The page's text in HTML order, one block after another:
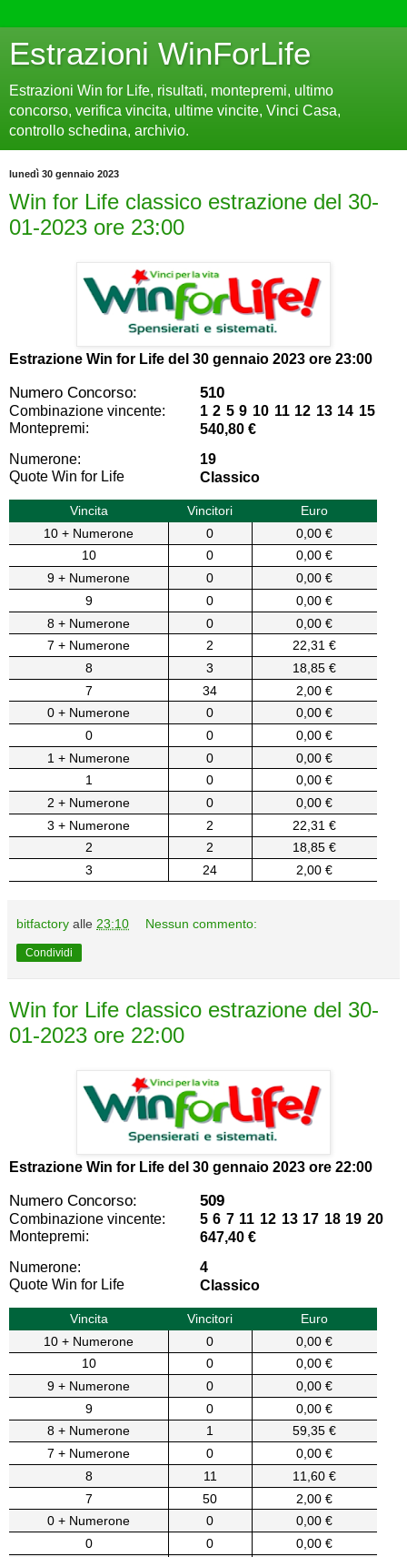
Estrazioni WinForLife
Estrazioni Win for Life, risultati, montepremi, ultimo
concorso, verifica vincita, ultime vincite, Vinci Casa,
controllo schedina, archivio.
lunedì 30 gennaio 2023
Win for Life classico estrazione del 30-
01-2023 ore 23:00
Estrazione Win for Life del 30 gennaio 2023 ore 23:00
Numero Concorso: 510
Combinazione vincente:
1 2 5 9 10 11 12 13 14 15
Montepremi:
540,80 €
Numerone:
19
Quote Win for Life
Classico
Vincita Vincitori
Euro
10 + Numerone
0
0,00 €
10
0
0,00 €
9 + Numerone
0
0,00 €
9
0
0,00 €
8 + Numerone
0
0,00 €
7 + Numerone
2
22,31 €
8
3
18,85 €
7
34
2,00 €
0 + Numerone
0
0,00 €
0
0
0,00 €
1 + Numerone
0
0,00 €
1
0
0,00 €
2 + Numerone
0
0,00 €
3 + Numerone
2
22,31 €
2
2
18,85 €
3
24 2,00 €
bitfactory alle 23:10 Nessun commento:
Condividi
Win for Life classico estrazione del 30-
01-2023 ore 22:00
Estrazione Win for Life del 30 gennaio 2023 ore 22:00
Numero Concorso: 509
Combinazione vincente:
5 6 7 11 12 13 17 18 19 20
Montepremi:
647,40 €
Numerone:
4
Quote Win for Life
Classico
Vincita Vincitori
Euro
10 + Numerone
0
0,00 €
10
0
0,00 €
9 + Numerone
0
0,00 €
9
0
0,00 €
8 + Numerone
1
59,35 €
7 + Numerone
0
0,00 €
8
11
11,60 €
7
50
2,00 €
0 + Numerone
0
0,00 €
0
0
0,00 €